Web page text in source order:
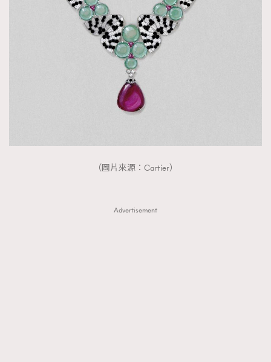
（圖片來源：Cartier）
Advertisement